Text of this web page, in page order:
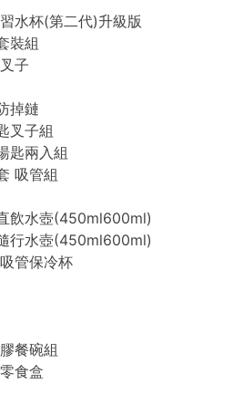
水杯(第二代)升級版
裝組
子
掉鏈
叉子組
匙兩入組
吸管組
飲水壺(450ml600ml)
行水壺(450ml600ml)
管保冷杯
餐碗組
食盒